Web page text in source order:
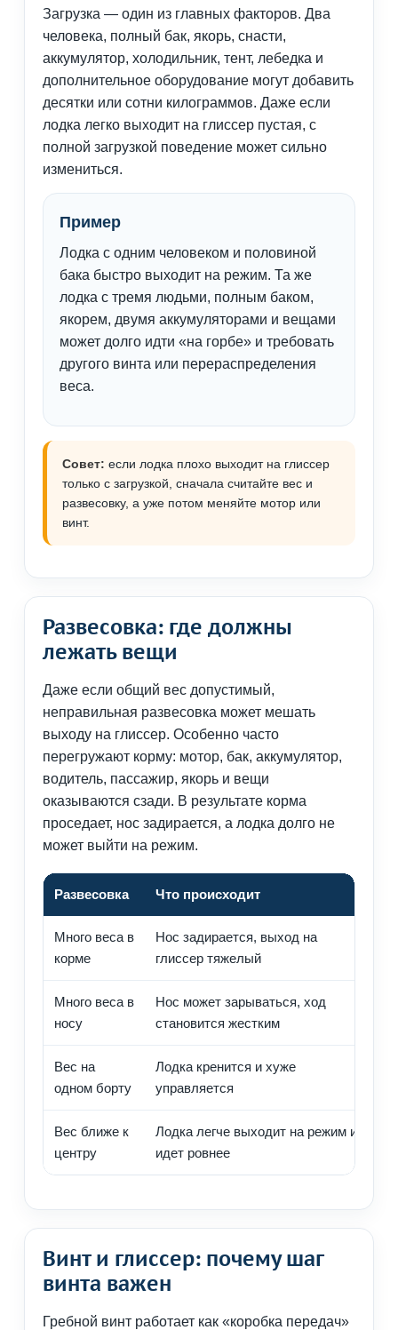
Загрузка — один из главных факторов. Два
человека, полный бак, якорь, снасти,
аккумулятор, холодильник, тент, лебедка и
дополнительное оборудование могут добавить
десятки или сотни килограммов. Даже если
лодка легко выходит на глиссер пустая, с
полной загрузкой поведение может сильно
измениться.
Пример
Лодка с одним человеком и половиной
бака быстро выходит на режим. Та же
лодка с тремя людьми, полным баком,
якорем, двумя аккумуляторами и вещами
может долго идти «на горбе» и требовать
другого винта или перераспределения
веса.
Совет: если лодка плохо выходит на глиссер
только с загрузкой, сначала считайте вес и
развесовку, а уже потом меняйте мотор или
винт.
Развесовка: где должны
лежать вещи
Даже если общий вес допустимый,
неправильная развесовка может мешать
выходу на глиссер. Особенно часто
перегружают корму: мотор, бак, аккумулятор,
водитель, пассажир, якорь и вещи
оказываются сзади. В результате корма
проседает, нос задирается, а лодка долго не
может выйти на режим.
Развесовка Что происходит
Много веса в
корме
Нос задирается, выход на
глиссер тяжелый
Много веса в
носу
Нос может зарываться, ход
становится жестким
Вес на
одном борту
Лодка кренится и хуже
управляется
Вес ближе к
центру
Лодка легче выходит на режим и
идет ровнее
Винт и глиссер: почему шаг
винта важен
Гребной винт работает как «коробка передач»